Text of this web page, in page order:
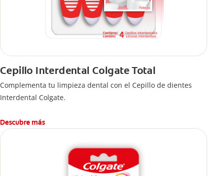
Cepillo Interdental Colgate Total
Complementa tu limpieza dental con el Cepillo de dientes
Interdental Colgate.
Descubre más